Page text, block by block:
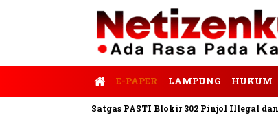
E-PAPER LAMPUNG HUKUM
Satgas PASTI Blokir 302 Pinjol Illegal dan